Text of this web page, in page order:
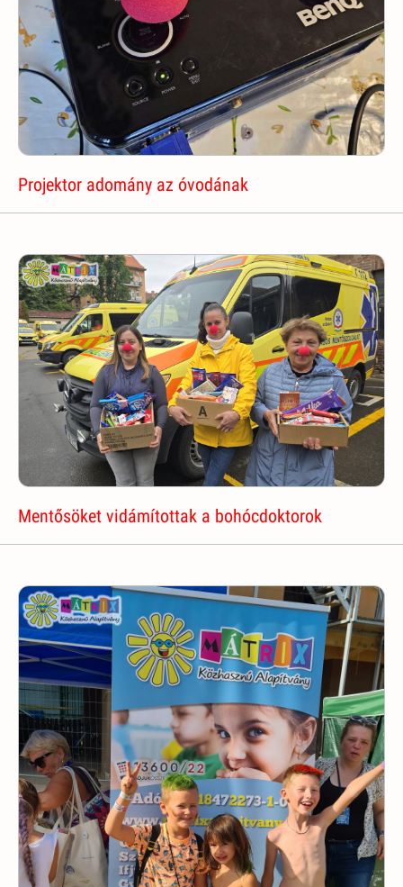
Projektor adomány az óvodának
Mentősöket vidámítottak a bohócdoktorok